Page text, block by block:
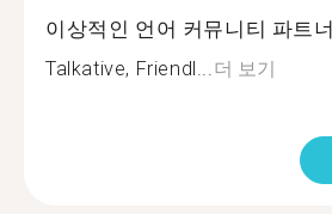
이상적인 언어 커뮤니티 파트너
Talkative, Friendl...더 보기